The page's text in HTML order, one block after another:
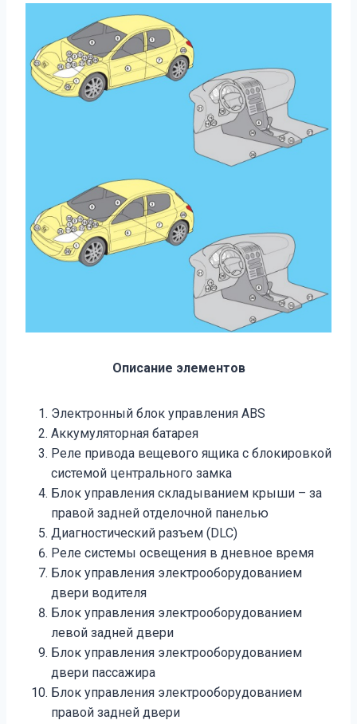
Описание элементов
Электронный блок управления ABS
Аккумуляторная батарея
Реле привода вещевого ящика с блокировкой
системой центрального замка
Блок управления складыванием крыши – за
правой задней отделочной панелью
Диагностический разъем (DLC)
Реле системы освещения в дневное время
Блок управления электрооборудованием
двери водителя
Блок управления электрооборудованием
левой задней двери
Блок управления электрооборудованием
двери пассажира
Блок управления электрооборудованием
правой задней двери